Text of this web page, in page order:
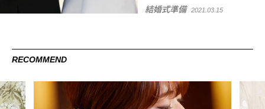
結婚式準備 2021.03.15
RECOMMEND